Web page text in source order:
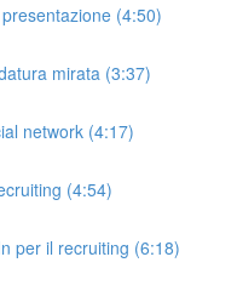
(4:50)
mirata (3:37)
network (4:17)
(4:54)
per il recruiting (6:18)